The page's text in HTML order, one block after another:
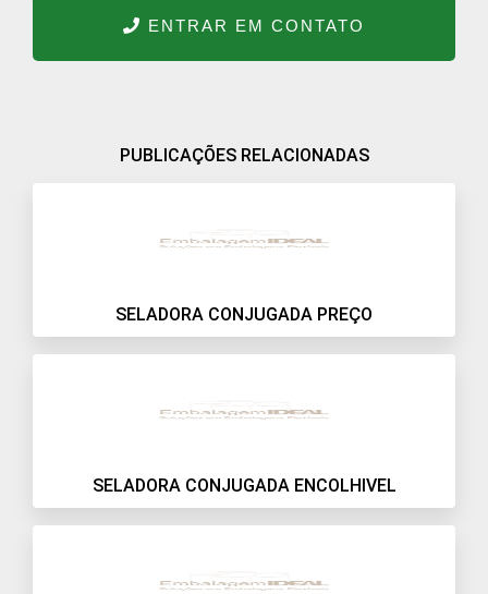
ENTRAR EM CONTATO
PUBLICAÇÕES RELACIONADAS
SELADORA CONJUGADA PREÇO
SELADORA CONJUGADA ENCOLHIVEL